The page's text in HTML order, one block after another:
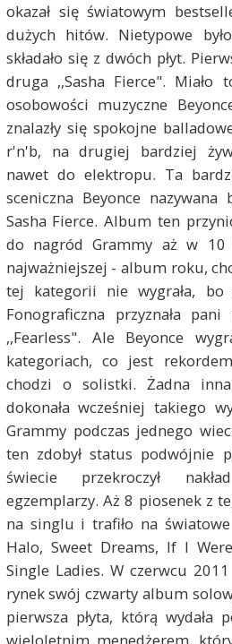
okazał się światowym
dużych hitów. Nietypowe
składało się z dwóch płyt.
druga ,,Sasha Fierce". Miało
osobowości muzyczne
znalazły się spokojne
r'n'b, na drugiej bardziej
nawet do elektropu. Ta
sceniczna Beyonce nazywana
Sasha Fierce. Album ten
do nagród Grammy aż w 10
najważniejszej - album roku,
tej kategorii nie wygrała, bo
Fonograficzna przyznała
,,Fearless". Ale Beyonce
kategoriach, co jest
chodzi o solistki. Żadna
dokonała wcześniej takiego
Grammy podczas jednego
ten zdobył status podwójnie
świecie przekroczył
egzemplarzy. Aż 8 piosenek z
na singlu i trafiło na
Halo, Sweet Dreams, If I
Single Ladies. W czerwcu
rynek swój czwarty album
pierwsza płyta, którą wydała